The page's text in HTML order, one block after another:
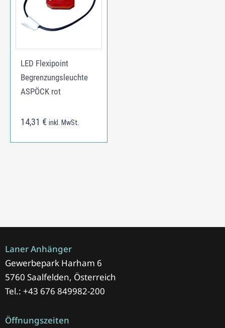
LED Flexipoint
Begrenzungsleuchte
ASPÖCK rot
14,31 € inkl. MwSt.
Laner Anhänger
Gewerbepark Harham 6
5760 Saalfelden, Österreich
Tel.: +43 676 849982-200
Öffnungszeiten